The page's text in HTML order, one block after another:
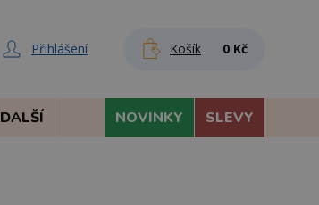
Přihlášení Košík 0 Kč
DALŠÍ NOVINKY SLEVY